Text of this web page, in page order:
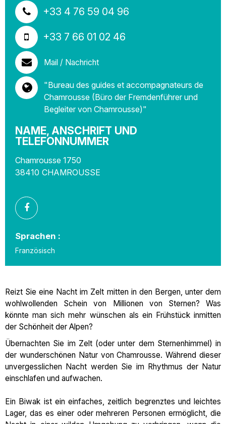
+33 4 76 59 04 96
+33 7 66 01 02 46
Mail / Nachricht
"Bureau des guides et accompagnateurs de
Chamrousse (Büro der Fremdenführer und
Begleiter von Chamrousse)"
NAME, ANSCHRIFT UND
TELEFONNUMMER
Chamrousse 1750
38410 CHAMROUSSE
Sprachen :
Französisch
Reizt Sie eine Nacht im Zelt mitten in den Bergen, unter dem
wohlwollenden Schein von Millionen von Sternen? Was
könnte man sich mehr wünschen als ein Frühstück inmitten
der Schönheit der Alpen?
Übernachten Sie im Zelt (oder unter dem Sternenhimmel) in
der wunderschönen Natur von Chamrousse. Während dieser
unvergesslichen Nacht werden Sie im Rhythmus der Natur
einschlafen und aufwachen.
Ein Biwak ist ein einfaches, zeitlich begrenztes und leichtes
Lager, das es einer oder mehreren Personen ermöglicht, die